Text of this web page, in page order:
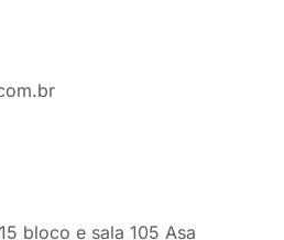
bloco e sala 105 Asa